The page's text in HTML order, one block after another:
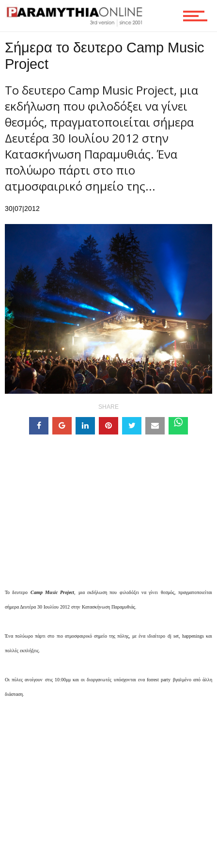
Επικοινωνία
Σήμερα το δευτερο Camp Music
Project
Το δευτερο Camp Music Project, μια
εκδήλωση που φιλοδόξει να γίνει
θεσμός, πραγματοποιείται σήμερα
Δευτέρα 30 Ιουλίου 2012 στην
Κατασκήνωση Παραμυθιάς. Ένα
πολύωρο πάρτι στο πιο
ατμοσφαιρικό σημείο της...
30|07|2012
SHARE
Το δευτερο Camp Music Project , μια εκδήλωση που φιλοδόξει να γίνει θεσμός, πραγματοποιείται
σήμερα Δευτέρα 30 Ιουλίου 2012 στην Κατασκήνωση Παραμυθιάς.
Ένα πολύωρο πάρτι στο πιο ατμοσφαιρικό σημείο της πόλης, με ένα ιδιαίτερο dj set, happenings και
πολλές εκπλήξεις.
Οι πύλες ανοίγουν στις 10:00μμ και οι διοργανωτές υπόσχονται ενα forrest party βγαλμένo από άλλη
διάσταση.